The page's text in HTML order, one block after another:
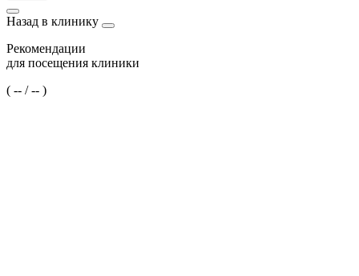
Назад в клинику
Рекомендации
для посещения клиники
( -- / -- )